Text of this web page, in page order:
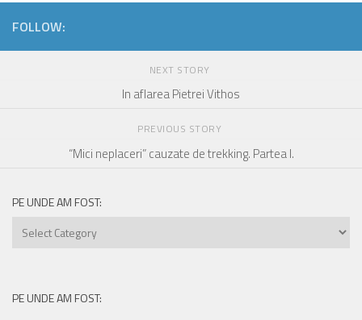
FOLLOW:
NEXT STORY
In aflarea Pietrei Vithos
PREVIOUS STORY
“Mici neplaceri” cauzate de trekking. Partea I.
PE UNDE AM FOST:
Pe
PE UNDE AM FOST: